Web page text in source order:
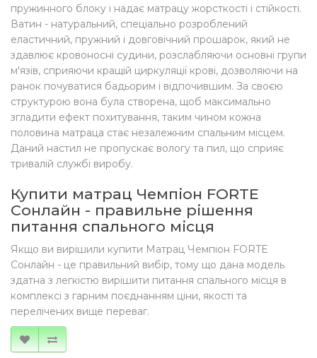
пружинного блоку і надає матрацу жорсткості і стійкості.
Ватин - натуральний, спеціально розроблений
еластичний, пружний і довговічний прошарок, який не
здавлює кровоносні судини, розслабляючи основні групи
м'язів, сприяючи кращій циркуляції крові, дозволяючи на
ранок почуватися бадьорим і відпочившим. За своєю
структурою вона була створена, щоб максимально
згладити ефект похитування, таким чином кожна
половина матраца стає незалежним спальним місцем.
Даний настил не пропускає вологу та пил, що сприяє
тривалій службі виробу.
Купити матрац Чемпіон FORTE
Сонлайн - правильне рішення
питання спального місця
Якщо ви вирішили купити Матрац Чемпіон FORTE
Сонлайн - це правильний вибір, тому що дана модель
здатна з легкістю вирішити питання спального місця в
комплексі з гарним поєднанням ціни, якості та
перелічених вище переваг.